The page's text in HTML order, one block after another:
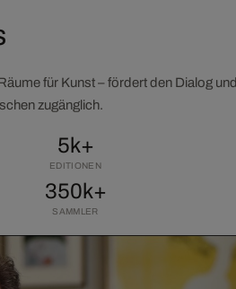
für Kunst – fördert den Dialog und
zugänglich.
5k+
EDITIONEN
350k+
SAMMLER